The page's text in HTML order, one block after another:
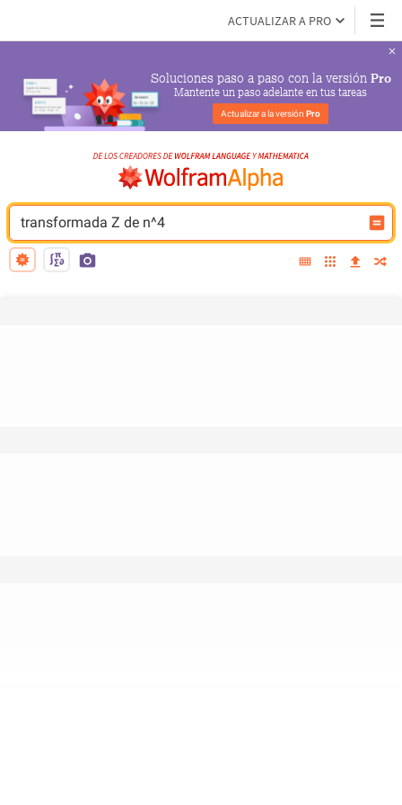
ACTUALIZAR A PRO
Soluciones paso a paso con la versión Pro
Mantente un paso adelante en tus tareas
Actualizar a la versión Pro
transformada Z de n^4